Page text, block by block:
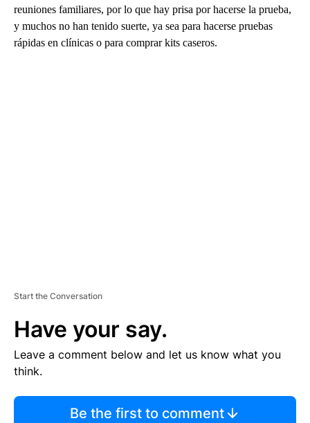
reuniones familiares, por lo que hay prisa por hacerse la prueba,
y muchos no han tenido suerte, ya sea para hacerse pruebas
rápidas en clínicas o para comprar kits caseros.
Start the Conversation
Have your say.
Leave a comment below and let us know what you
think.
Be the first to comment